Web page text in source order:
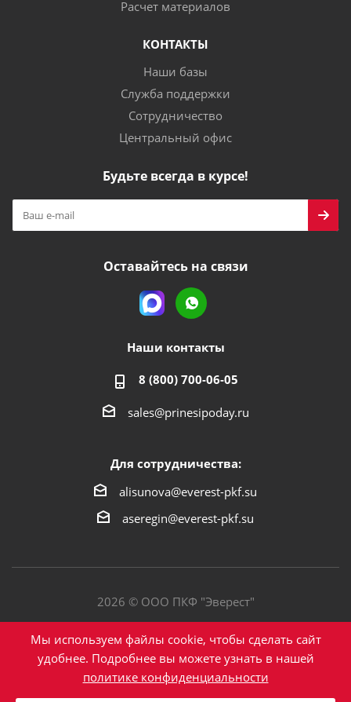
Расчет материалов
КОНТАКТЫ
Наши базы
Служба поддержки
Сотрудничество
Центральный офис
Будьте всегда в курсе!
Оставайтесь на связи
Наши контакты
8 (800) 700-06-05
sales@prinesipoday.ru
Для сотрудничества:
alisunova@everest-pkf.su
aseregin@everest-pkf.su
2026 © ООО ПКФ "Эверест"
Политика конфиденциальности
Мы используем файлы cookie, чтобы сделать сайт
удобнее. Подробнее вы можете узнать в нашей
политике конфиденциальности